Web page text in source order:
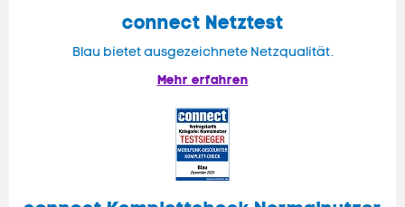
connect Netztest
Blau bietet ausgezeichnete Netzqualität.
Mehr erfahren